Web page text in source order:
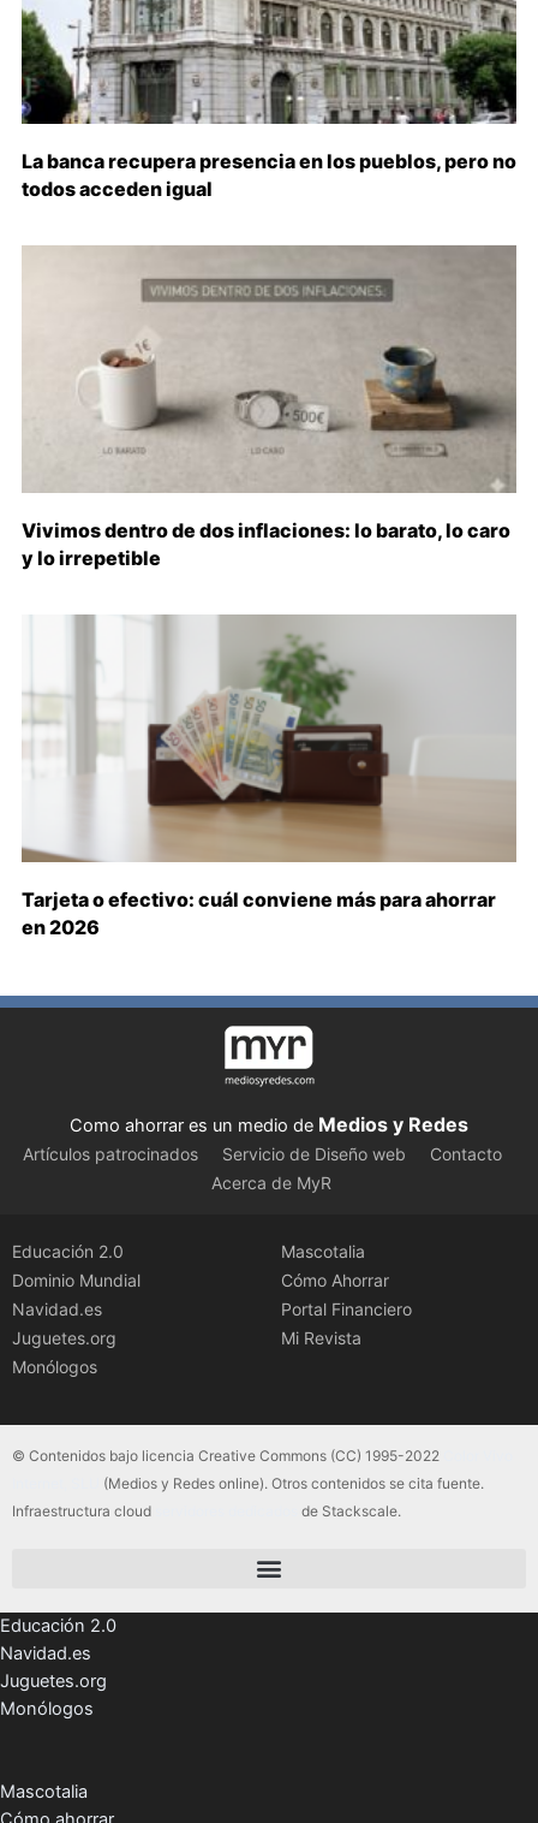
La banca recupera presencia en los pueblos, pero no
todos acceden igual
Vivimos dentro de dos inflaciones: lo barato, lo caro
y lo irrepetible
Tarjeta o efectivo: cuál conviene más para ahorrar
en 2026
Como ahorrar es un medio de Medios y Redes
Artículos patrocinados Servicio de Diseño web
Contacto
Acerca de MyR
Educación 2.0
Dominio Mundial
Navidad.es
Juguetes.org
Monólogos
Mascotalia
Cómo Ahorrar
Portal Financiero
Mi Revista
© Contenidos bajo licencia Creative Commons (CC) 1995-2022
(Medios y Redes online). Otros contenidos se cita fuente.
Infraestructura cloud
de Stackscale.
Educación 2.0
Navidad.es
Juguetes.org
Monólogos
Mascotalia